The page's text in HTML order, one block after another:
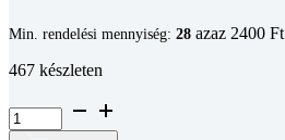
Min. rendelési mennyiség: 28 azaz 2400 Ft
467 készleten
Hengeres
fejű